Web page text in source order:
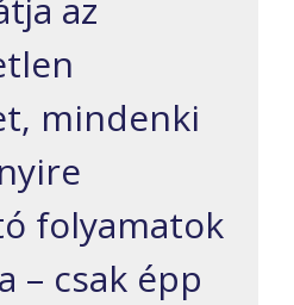
tja az
mindenki
ó folyamatok
– csak épp